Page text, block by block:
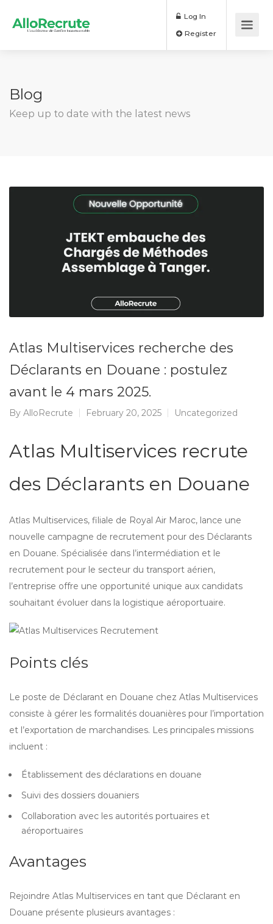
Log In
Blog
Keep up to date with the latest news
Atlas Multiservices recherche des
Déclarants en Douane : postulez
avant le 4 mars 2025.
By AlloRecrute February 20, 2025 Uncategorized
Atlas Multiservices recrute
des Déclarants en Douane
Atlas Multiservices, filiale de Royal Air Maroc, lance une
nouvelle campagne de recrutement pour des Déclarants
en Douane. Spécialisée dans l’intermédiation et le
recrutement pour le secteur du transport aérien,
l’entreprise offre une opportunité unique aux candidats
souhaitant évoluer dans la logistique aéroportuaire.
Points clés
Le poste de Déclarant en Douane chez Atlas Multiservices
consiste à gérer les formalités douanières pour l’importation
et l’exportation de marchandises. Les principales missions
incluent :
Établissement des déclarations en douane
Suivi des dossiers douaniers
Collaboration avec les autorités portuaires et
aéroportuaires
Avantages
Rejoindre Atlas Multiservices en tant que Déclarant en
Douane présente plusieurs avantages :